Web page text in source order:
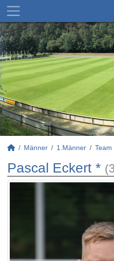
Männer 1.Männer Team
Pascal Eckert *